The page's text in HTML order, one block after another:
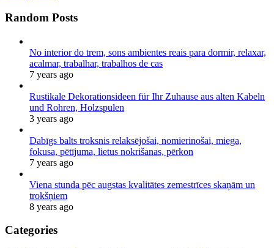
Random Posts
No interior do trem, sons ambientes reais para dormir, relaxar,
acalmar, trabalhar, trabalhos de cas
7 years ago
Rustikale Dekorationsideen für Ihr Zuhause aus alten Kabeln
und Rohren, Holzspulen
3 years ago
Dabīgs balts troksnis relaksējošai, nomierinošai, miega,
fokusa, pētījuma, lietus nokrišanas, pērkon
7 years ago
Viena stunda pēc augstas kvalitātes zemestrīces skaņām un
trokšņiem
8 years ago
Categories